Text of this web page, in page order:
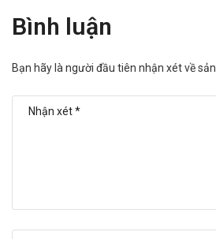
Bình luận
Bạn hãy là người đầu tiên nhận xét về